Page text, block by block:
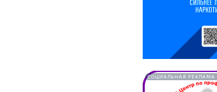
СОЦИАЛЬНАЯ РЕКЛАМА